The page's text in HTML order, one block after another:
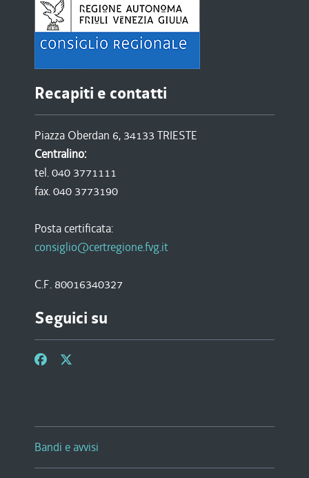
Recapiti e contatti
Piazza Oberdan 6, 34133 TRIESTE
Centralino:
tel. 040 3771111
fax. 040 3773190
Posta certificata:
consiglio@certregione.fvg.it
C.F. 80016340327
Seguici su
Bandi e avvisi